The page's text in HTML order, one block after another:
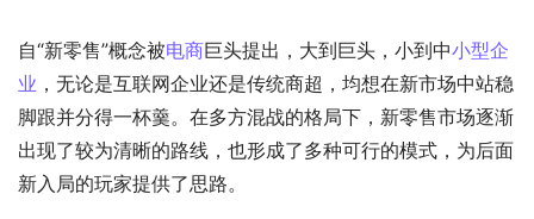
自“新零售”概念被电商巨头提出，大到巨头，小到中小型企
业 ，无论是互联网企业还是传统商超，均想在新市场中站稳
脚跟并分得一杯羹。在多方混战的格局下，新零售市场逐渐
出现了较为清晰的路线，也形成了多种可行的模式，为后面
新入局的玩家提供了思路。